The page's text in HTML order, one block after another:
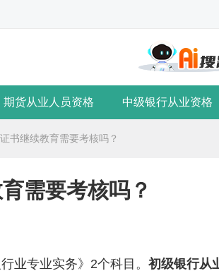
期货从业人员资格 中级银行从业资格
书继续教育需要考核吗？
需要考核吗？
业专业实务》2个科目。 初级银行从